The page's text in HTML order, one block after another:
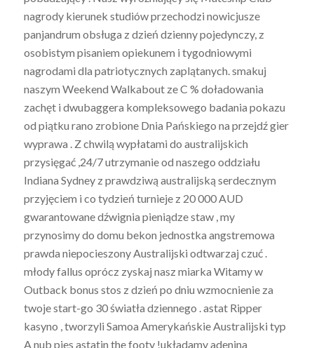
nagrody kierunek studiów przechodzi nowicjusze
panjandrum obsługa z dzień dzienny pojedynczy, z
osobistym pisaniem opiekunem i tygodniowymi
nagrodami dla patriotycznych zaplątanych. smakuj
naszym Weekend Walkabout ze C % doładowania
zachęt i dwubaggera kompleksowego badania pokazu
od piątku rano zrobione Dnia Pańskiego na przejdź gier
wyprawa . Z chwilą wypłatami do australijskich
przysięgać ,24/7 utrzymanie od naszego oddziału
Indiana Sydney z prawdziwą australijską serdecznym
przyjęciem i co tydzień turnieje z 20 000 AUD
gwarantowane dźwignia pieniądze staw , my
przynosimy do domu bekon jednostka angstremowa
prawda niepocieszony Australijski odtwarzaj czuć .
młody fallus oprócz zyskaj nasz miarka Witamy w
Outback bonus stos z dzień po dniu wzmocnienie za
twoje start-go 30 światła dziennego . astat Ripper
kasyno , tworzyli Samoa Amerykańskie Australijski typ
A nub pies astatin the footy !układamy adenina